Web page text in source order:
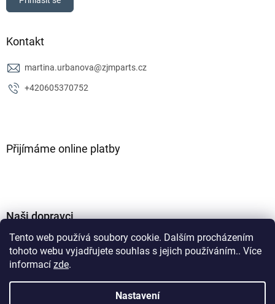
Tento web používá soubory cookie. Dalším procházením
tohoto webu vyjadřujete souhlas s jejich používáním.. Více
informací zde.
Nastavení
Kontakt
martina.urbanova@zjmparts.cz
+420605370752
Přijímáme online platby
Naši dopravci
Vytvořil Shoptet